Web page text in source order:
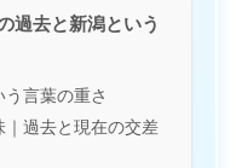
過去と新潟という
う言葉の重さ
過去と現在の交差